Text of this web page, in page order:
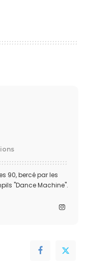
90, bercé par les
"Dance Machine".